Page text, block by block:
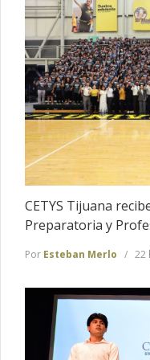
CETYS Tijuana
Preparatoria y
Por Esteban Merlo 22